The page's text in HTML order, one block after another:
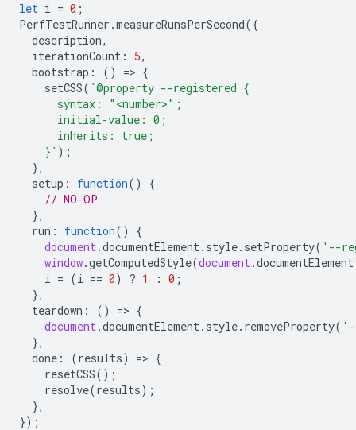
let i = 0 ;
PerfTestRunner .measureRunsPerSecond({
description,
iterationCount : 5,
bootstrap : () => {
setCSS( `@property --registered {
      syntax: "<number>";
      initial-value: 0;
      inherits: true;
    }`
);
},
setup : function()
{
// NO-OP
},
run : function()
{
document.documentElement. style. setProperty( '--
window.getComputedStyle(document.documentElement
i = (i == 0) ? 1 : 0 ;
},
teardown : () => {
document.documentElement. style. removeProperty(
},
done : (results) => {
resetCSS();
resolve(results);
},
});